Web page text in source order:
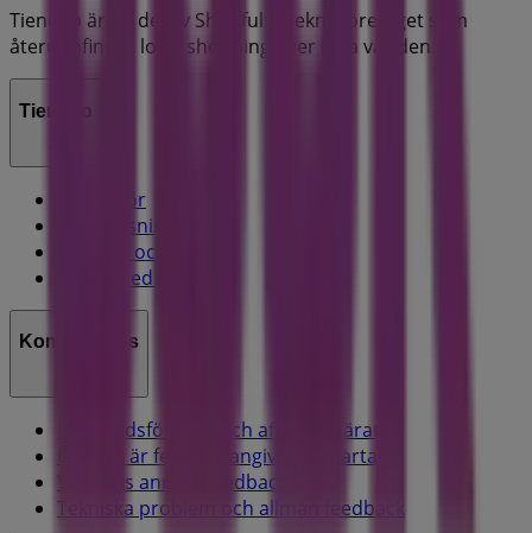
Tiendeo är en del av Shopfully, teknikföretaget som
återuppfinner lokal shopping över hela världen.
Tiendeo
Vad vi gör
Affärslösningar
Nyheter och media
Jobba med oss
Kontakta oss
Marknadsförings- och affärsbegäran
Butiken är felaktigt angiven på kartan
Veckovis annonsfeedback
Tekniska problem och allmän feedback